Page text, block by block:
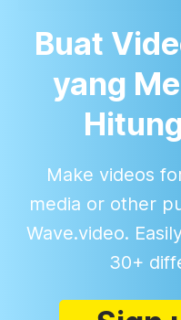
Buat
yang
Make videos
media or other
Wave.video.
30+